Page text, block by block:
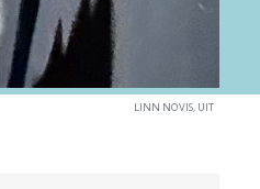
LINN NOVIS, UIT